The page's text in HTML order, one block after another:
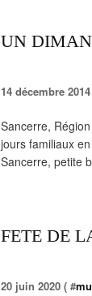
UN
14 décembre
Sancerre,
jours familiaux
Sancerre, petite
FETE DE
20 juin 2020 ( #